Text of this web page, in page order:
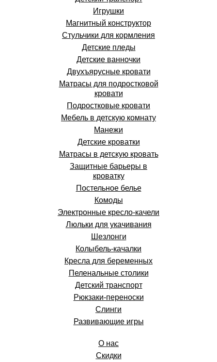
Игрушки
Магнитный конструктор
Стульчики для кормления
Детские пледы
Детские ванночки
Двухъярусные кровати
Матрасы для подростковой
кровати
Подростковые кровати
Мебель в детскую комнату
Манежи
Детские кроватки
Матрасы в детскую кровать
Защитные барьеры в
кроватку
Постельное белье
Комоды
Электронные кресло-качели
Люльки для укачивания
Шезлонги
Колыбель-качалки
Кресла для беременных
Пеленальные столики
Детский транспорт
Рюкзаки-переноски
Слинги
Развивающие игры
О нас
Скидки